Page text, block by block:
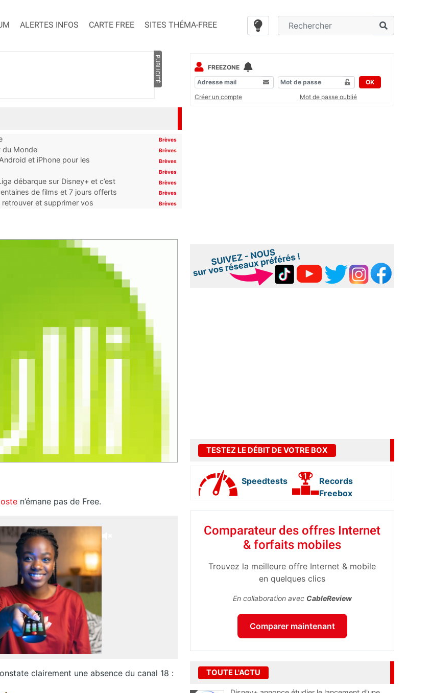
ALERTES INFOS CARTE FREE SITES THÉMA-FREE
PUBLICITÉ
Brèves
du Monde Brèves
et iPhone pour les
Brèves
Brèves
débarque sur Disney+ et c’est
Brèves
de films et 7 jours offerts Brèves
et supprimer vos
Brèves
n’émane pas de Free.
clairement une absence du canal 18 :
FREEZONE
OK
Créer un compte
Mot de passe oublié
TESTEZ LE DÉBIT DE VOTRE BOX
Speedtests
Records
Freebox
Comparateur des offres Internet
& forfaits mobiles
Trouvez la meilleure offre Internet & mobile
en quelques clics
En collaboration avec CableReview
Comparer maintenant
TOUTE L'ACTU